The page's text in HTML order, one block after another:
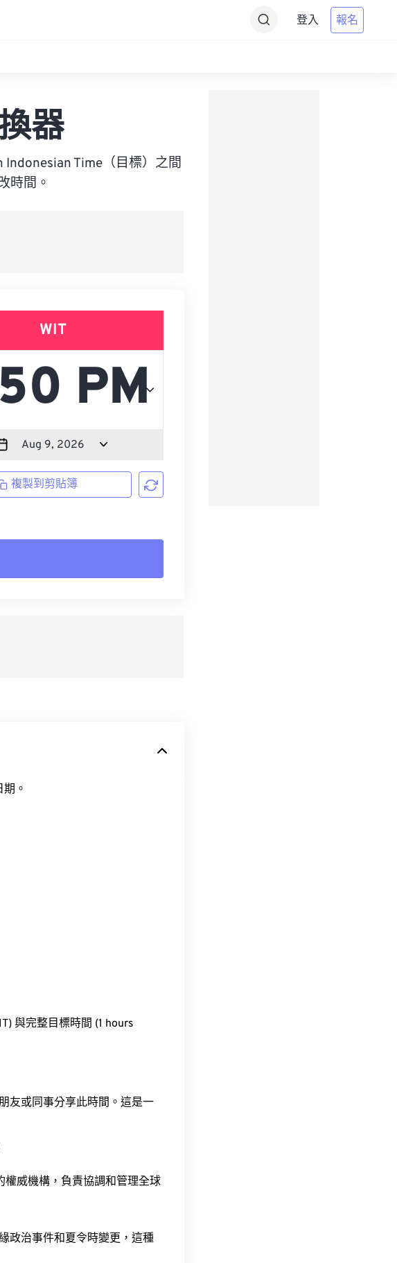
登入 報名
器
Time（目標）之間
時間。
WIT
複製到剪貼簿
。
與完整目標時間 (1 hours
友或同事分享此時間。這是一
權威機構，負責協調和管理全球
政治事件和夏令時變更，這種